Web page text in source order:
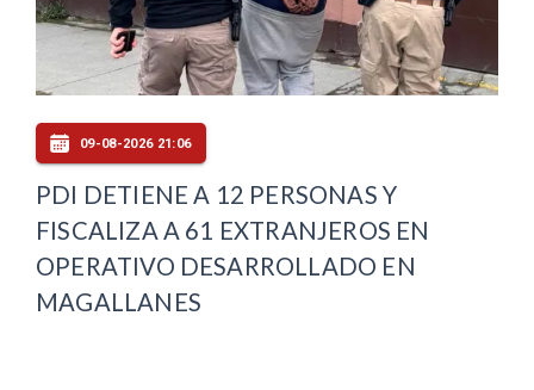
09-08-2026 21:06
PDI DETIENE A 12 PERSONAS Y
FISCALIZA A 61 EXTRANJEROS EN
OPERATIVO DESARROLLADO EN
MAGALLANES